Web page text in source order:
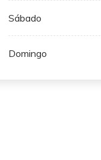
Sábado
Domingo